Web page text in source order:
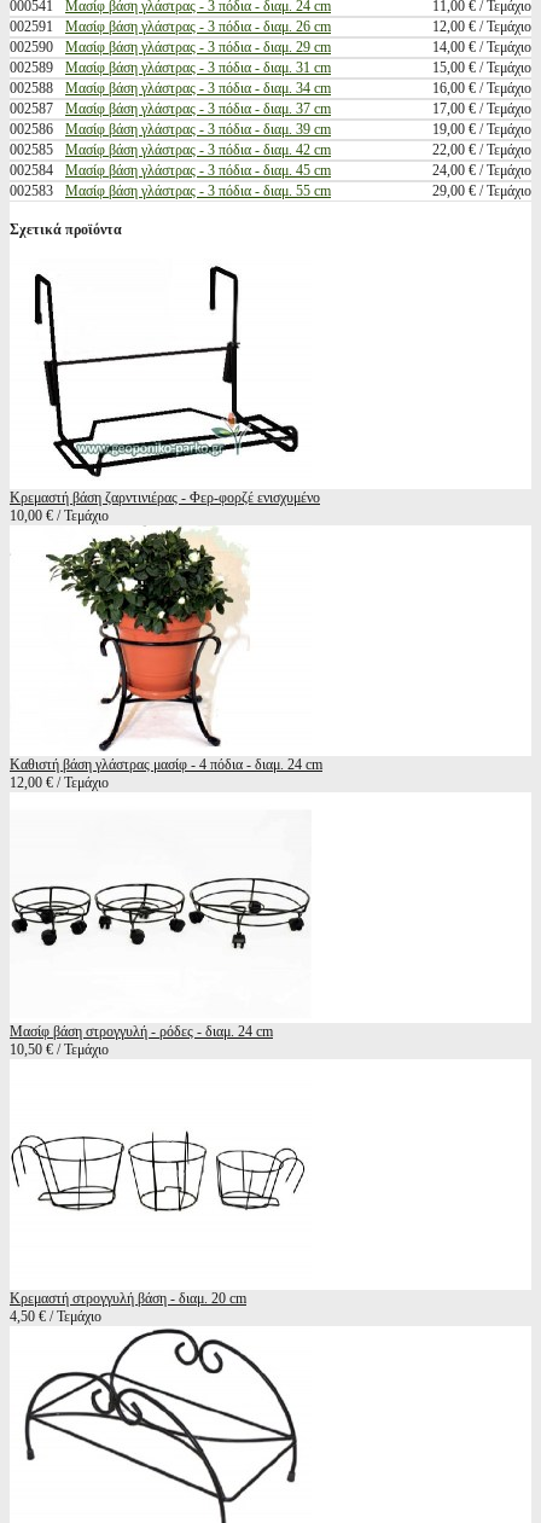
000541
Μασίφ βάση γλάστρας - 3 πόδια - διαμ. 24 cm
11,00 € / Τεμάχιο
002591
Μασίφ βάση γλάστρας - 3 πόδια - διαμ. 26 cm
12,00 € / Τεμάχιο
002590
Μασίφ βάση γλάστρας - 3 πόδια - διαμ. 29 cm
14,00 € / Τεμάχιο
002589
Μασίφ βάση γλάστρας - 3 πόδια - διαμ. 31 cm
15,00 € / Τεμάχιο
002588
Μασίφ βάση γλάστρας - 3 πόδια - διαμ. 34 cm
16,00 € / Τεμάχιο
002587
Μασίφ βάση γλάστρας - 3 πόδια - διαμ. 37 cm
17,00 € / Τεμάχιο
002586
Μασίφ βάση γλάστρας - 3 πόδια - διαμ. 39 cm
19,00 € / Τεμάχιο
002585
Μασίφ βάση γλάστρας - 3 πόδια - διαμ. 42 cm
22,00 € / Τεμάχιο
002584
Μασίφ βάση γλάστρας - 3 πόδια - διαμ. 45 cm
24,00 € / Τεμάχιο
002583
Μασίφ βάση γλάστρας - 3 πόδια - διαμ. 55 cm 29,00 € / Τεμάχιο
Σχετικά προϊόντα
Κρεμαστή βάση ζαρντινιέρας - Φερ-φορζέ ενισχυμένο
10,00 € / Τεμάχιο
Καθιστή βάση γλάστρας μασίφ - 4 πόδια - διαμ. 24 cm
12,00 € / Τεμάχιο
Mασίφ βάση στρογγυλή - ρόδες - διαμ. 24 cm
10,50 € / Τεμάχιο
Κρεμαστή στρογγυλή βάση - διαμ. 20 cm
4,50 € / Τεμάχιο